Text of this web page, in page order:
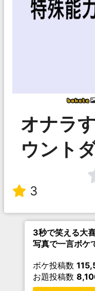
オナラ
ウント
3
3秒で笑える大
写真で一言ボ
ボケ投稿数
お題投稿数